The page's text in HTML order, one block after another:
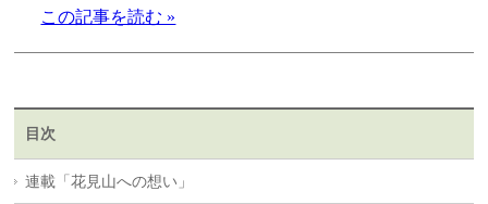
この記事を読む »
目次
連載「花見山への想い」